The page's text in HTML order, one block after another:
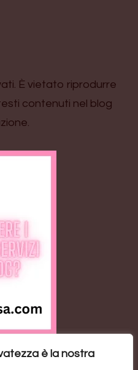
è la nostra
È vietato riprodurre
contenuti nel blog